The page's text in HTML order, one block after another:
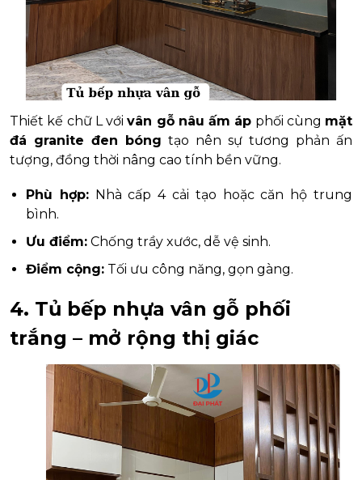
Thiết kế chữ L vớivân gỗ nâu ấm áp phối cùng mặt
đá granite đen bóng tạo nên sự tương phản ấn
tượng, đồng thời nâng cao tính bền vững.
Phù hợp:Nhà cấp 4 cải tạo hoặc căn hộ trung
bình.
Ưu điểm: Chống trầy xước, dễ vệ sinh.
Điểm cộng: Tối ưu công năng, gọn gàng.
4. Tủ bếp nhựa vân gỗ phối
trắng – mở rộng thị giác